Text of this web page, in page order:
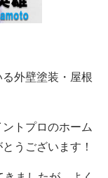
外壁塗装・屋根
トプロのホーム
うございます！